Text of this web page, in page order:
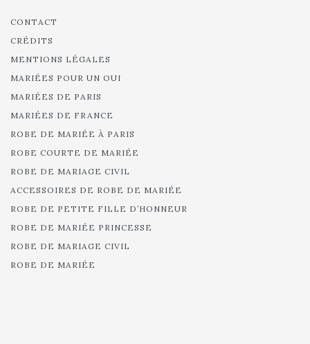
CONTACT
CRÉDITS
MENTIONS LÉGALES
MARIÉES POUR UN OUI
MARIÉES DE PARIS
MARIÉES DE FRANCE
ROBE DE MARIÉE À PARIS
ROBE COURTE DE MARIÉE
ROBE DE MARIAGE CIVIL
ACCESSOIRES DE ROBE DE MARIÉE
ROBE DE PETITE FILLE D’HONNEUR
ROBE DE MARIÉE PRINCESSE
ROBE DE MARIAGE CIVIL
ROBE DE MARIÉE